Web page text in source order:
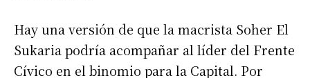
Hay una versión de que la macrista Soher El
Sukaria podría acompañar al líder del Frente
Cívico en el binomio para la Capital. Por